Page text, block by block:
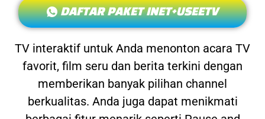
DAFTAR PAKET INET+USEETV
TV interaktif untuk Anda menonton acara TV
favorit, film seru dan berita terkini dengan
memberikan banyak pilihan channel
berkualitas. Anda juga dapat menikmati